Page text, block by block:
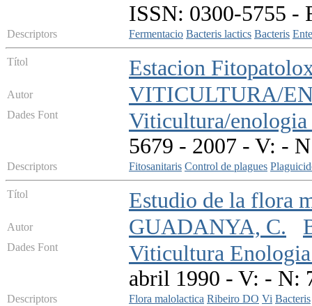
ISSN: 0300-5755 -
Descriptors Fermentacio Bacteris lactics Bacteris
Títol Estacion
Autor VITICULTURA/
Dades Font
Viticultura/
5679 - 2007 - V: -
Descriptors Fitosanitaris Control de plagues
Títol Estudio de la flora
Autor GUADANYA, C.
Dades Font
Viticultura
abril 1990 - V: - N:
Descriptors Flora malolactica Ribeiro DO Vi Bacteris